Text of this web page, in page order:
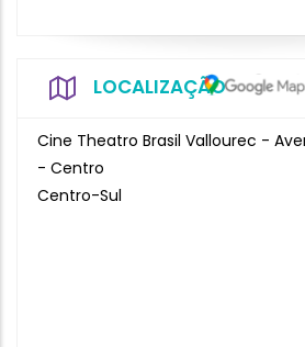
LOCALIZAÇÃO
Cine Theatro Brasil Vallourec -
- Centro
Centro-Sul